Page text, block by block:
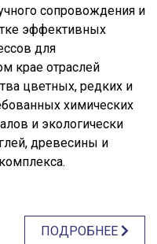
сопровождения и
эффективных
для
крае отраслей
цветных, редких и
химических
и экологически
древесины и
ПОДРОБНЕЕ